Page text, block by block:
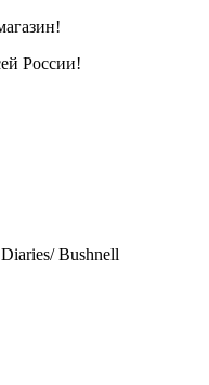
России!
Bushnell